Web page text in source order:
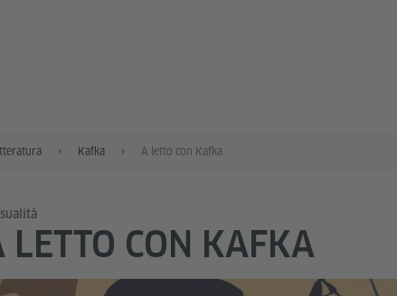
Kafka A letto con Kafka
LETTO CON KAFKA